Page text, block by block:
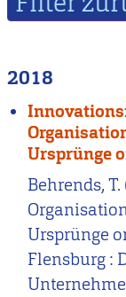
2018
Ursprünge
Behrends,
Ursprünge
Flensburg :